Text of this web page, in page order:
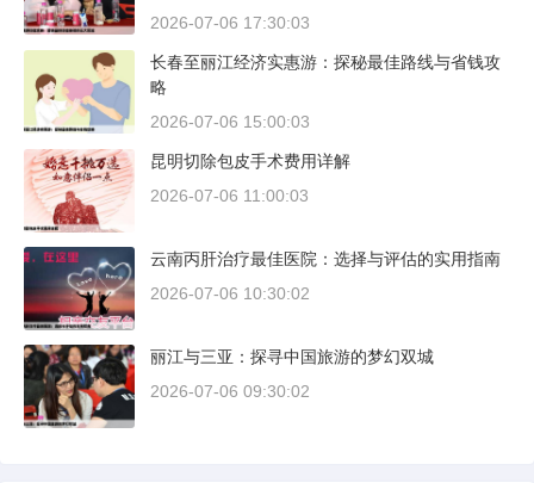
2026-07-06 17:30:03
长春至丽江经济实惠游：探秘最佳路线与省钱攻
略
2026-07-06 15:00:03
昆明切除包皮手术费用详解
2026-07-06 11:00:03
云南丙肝治疗最佳医院：选择与评估的实用指南
2026-07-06 10:30:02
丽江与三亚：探寻中国旅游的梦幻双城
2026-07-06 09:30:02